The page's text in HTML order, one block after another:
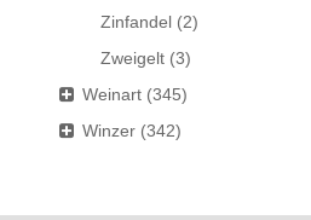
Zinfandel (2)
Zweigelt (3)
Weinart (345)
Winzer (342)